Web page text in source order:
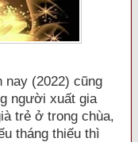
nay (2022) cũng
người xuất gia
trẻ ở trong chùa,
tháng thiếu thì